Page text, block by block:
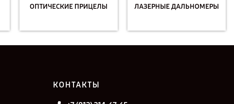
ОПТИЧЕСКИЕ ПРИЦЕЛЫ ЛАЗЕРНЫЕ ДАЛЬНОМЕРЫ
КОНТАКТЫ